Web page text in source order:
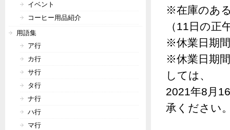
※在庫のあ
（11日の正
※休業日期
※休業日期
しては、
2021年8月
承ください
イベント
コーヒー用品紹介
用語集
ア行
カ行
サ行
タ行
ナ行
ハ行
マ行